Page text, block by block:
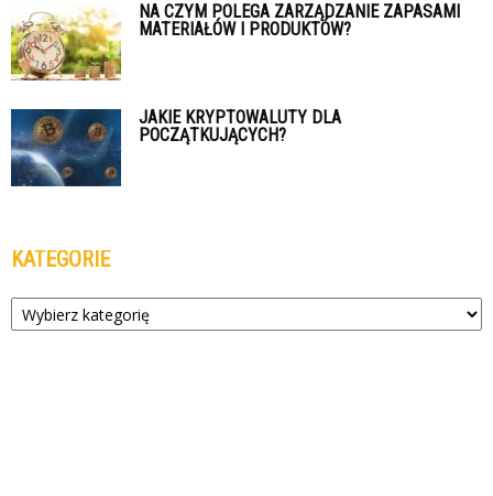
NA CZYM POLEGA ZARZĄDZANIE ZAPASAMI
MATERIAŁÓW I PRODUKTÓW?
JAKIE KRYPTOWALUTY DLA
POCZĄTKUJĄCYCH?
KATEGORIE
Kategorie